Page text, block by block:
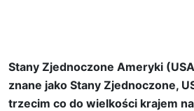
Stany Zjednoczone Ameryki
znane jako Stany Zjednoczone,
trzecim co do wielkości krajem